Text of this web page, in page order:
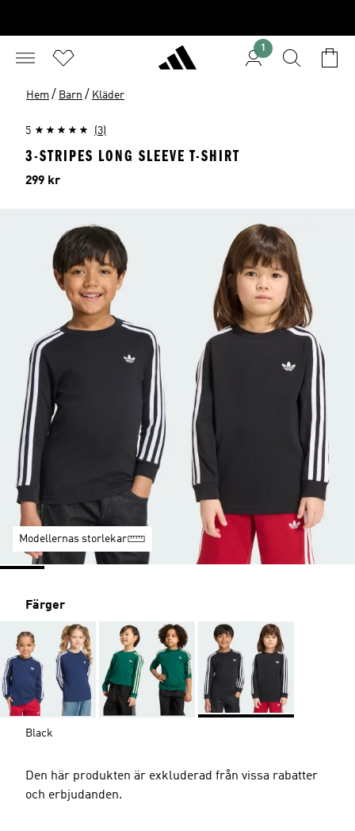
1
Hem / Barn / Kläder
5 (3)
3-STRIPES LONG SLEEVE T-SHIRT
Pris
299 kr
Modellernas storlekar
Färger
Black
Den här produkten är exkluderad från vissa rabatter
och erbjudanden.